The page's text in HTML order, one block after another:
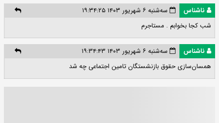
ناشناس
سه‌شنبه ۶ شهریور ۱۴۰۳ ۱۹:۳۴:۲۵
شب کجا بخوابم . مستاجرم
ناشناس
سه‌شنبه ۶ شهریور ۱۴۰۳ ۱۹:۳۴:۴۳
همسان‌سازی حقوق بازنشستگان تامین اجتماعی چه شد